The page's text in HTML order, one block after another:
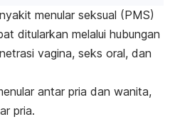
menular seksual (PMS)
ditularkan melalui hubungan
vagina, seks oral, dan
antar pria dan wanita,
pria.